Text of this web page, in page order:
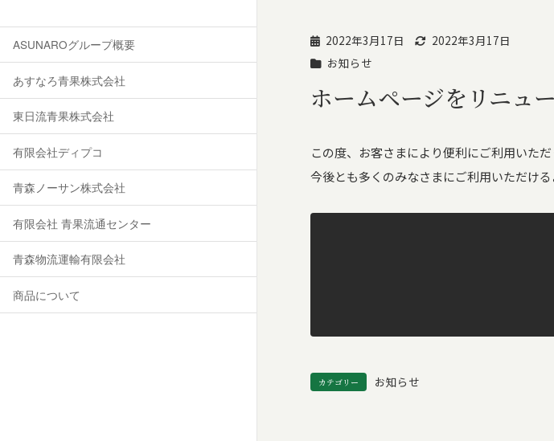
ASUNAROグループ概要
あすなろ青果株式会社
東日流青果株式会社
有限会社ディプコ
青森ノーサン株式会社
有限会社 青果流通センター
青森物流運輸有限会社
商品について
2022年3月17日
2022年3月17日
お知らせ
ホームページをリニュ
この度、お客さまにより便利にご利用いた
今後とも多くのみなさまにご利用いただけ
カテゴリー お知らせ